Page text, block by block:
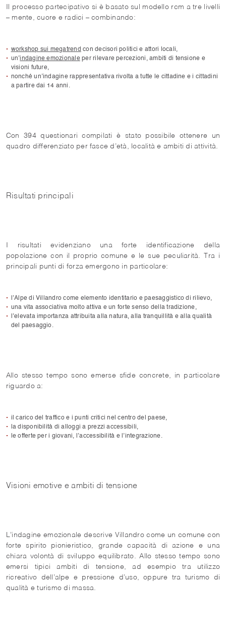
Il processo partecipativo si è basato sul modello rcm a tre livelli
– mente, cuore e radici – combinando:
workshop sui megatrendcon decisori politici e attori locali,
un’indagine emozionaleper rilevare percezioni, ambiti di tensione e
visioni future,
nonché un’indagine rappresentativa rivolta a tutte le cittadine e i cittadini
a partire dai 14 anni.
Con 394 questionari compilati è stato possibile ottenere un
quadro differenziato per fasce d’età, località e ambiti di attività.
Risultati principali
I risultati evidenziano una forte identificazione della
popolazione con il proprio comune e le sue peculiarità. Tra i
principali punti di forza emergono in particolare:
l’Alpe di Villandro come elemento identitario e paesaggistico di rilievo,
una vita associativa molto attiva e un forte senso della tradizione,
l’elevata importanza attribuita alla natura, alla tranquillità e alla qualità
del paesaggio.
Allo stesso tempo sono emerse sfide concrete, in particolare
riguardo a:
il carico del traffico e i punti critici nel centro del paese,
la disponibilità di alloggi a prezzi accessibili,
le offerte per i giovani, l’accessibilità e l’integrazione.
Visioni emotive e ambiti di tensione
L’indagine emozionale descrive Villandro come un comune con
forte spirito pionieristico, grande capacità di azione e una
chiara volontà di sviluppo equilibrato. Allo stesso tempo sono
emersi tipici ambiti di tensione, ad esempio tra utilizzo
ricreativo dell’alpe e pressione d’uso, oppure tra turismo di
qualità e turismo di massa.